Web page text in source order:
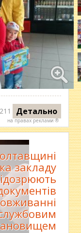
Детально
на правах реклами ®
закладу